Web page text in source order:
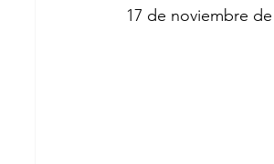
17 de noviembre de